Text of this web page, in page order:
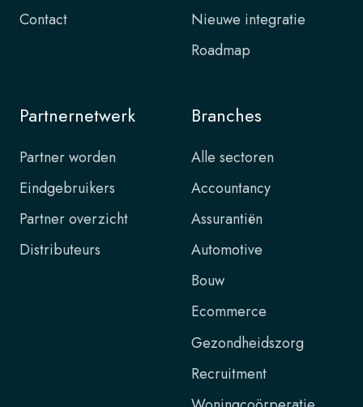
Contact
Nieuwe integratie
Roadmap
Partnernetwerk
Partner worden
Eindgebruikers
Partner overzicht
Distributeurs
Branches
Alle sectoren
Accountancy
Assurantiën
Automotive
Bouw
Ecommerce
Gezondheidszorg
Recruitment